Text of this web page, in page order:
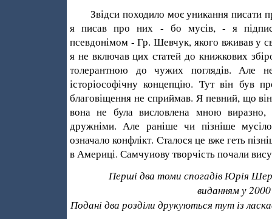
Звідси походило моє уникання писати
я писав про них - бо мусів, - я
псевдонімом - Гр. Шевчук, якого вживав у
я не включав цих статей до книжкових
толерантною до чужих поглядів. Але
історіософічну концепцію. Тут він був
благовіщення не сприймав. Я певний, що
вона не була висловлена мною
дружніми. Але раніше чи пізніше
означало конфлікт. Сталося це вже геть
в Америці. Самчуиову творчість почали
Перші два томи спогадів Юрія
виданням у
Подані два розділи друкуються тут із